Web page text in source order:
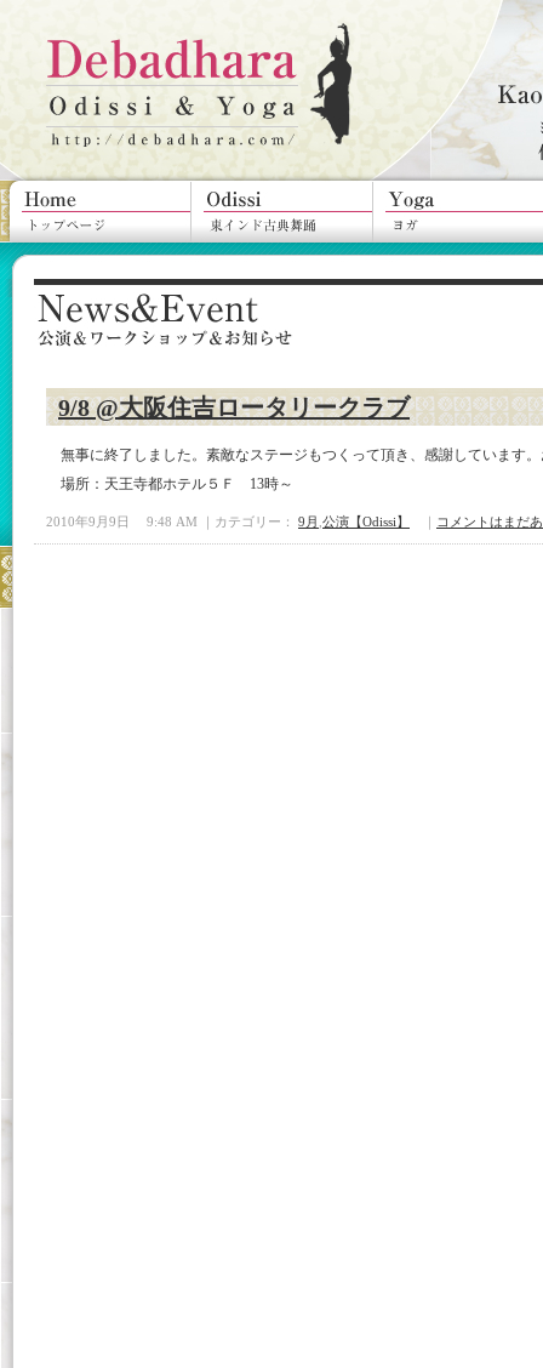
9/8 @大阪住吉ロータリークラブ
無事に終了しました。素敵なステージもつくって頂き、感謝しています
場所：天王寺都ホテル５Ｆ 13時～
2010年9月9日 9:48 AM ｜カテゴリー： 9月 公演【Odissi】 ｜ コメントはまだ